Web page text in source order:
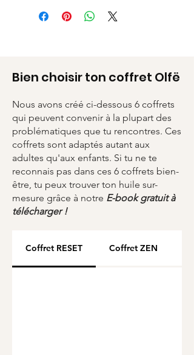
Chaine en argent véritable 925
Garantie sans plomb, sans
nickel, sans cadium
Tour en perles Miyuki du
Japon
Packaging en carton 100 %
recyclé & 100 % recyclable
Chiffonnette : tissu issu de
chutes de récup-recyclage
Huile essentielle Bio de haute
qualité artisanale
Bien choisir ton coffret Olfë
Nous avons créé ci-dessous 6 coffrets
qui peuvent convenir à la plupart des
problématiques que tu rencontres. Ces
coffrets sont adaptés autant aux
adultes qu'aux enfants. Si tu ne te
reconnais pas dans ces 6 coffrets bien-
être, tu peux trouver ton huile sur-
mesure grâce à notre E-book gratuit à
télécharger !
Coffret RESET Coffret ZEN